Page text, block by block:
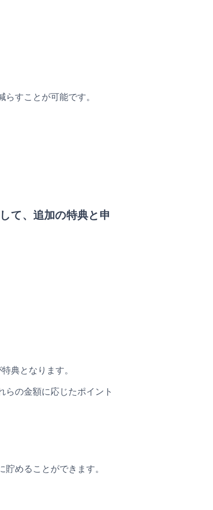
すことが可能です。
て、追加の特典と申
典となります。
らの金額に応じたポイント
めることができます。